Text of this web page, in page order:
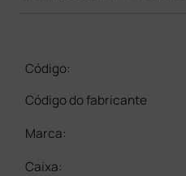
Código:
Código do fabricante
Marca:
Caixa: